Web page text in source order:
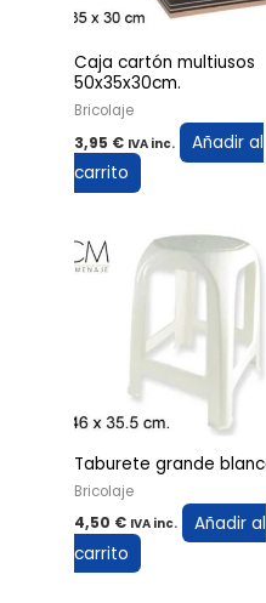
Caja cartón multiusos
50x35x30cm.
Bricolaje
3,95 € IVA inc.
Añadir al
carrito
Taburete grande
Bricolaje
4,50 € IVA inc.
Añadir al
carrito